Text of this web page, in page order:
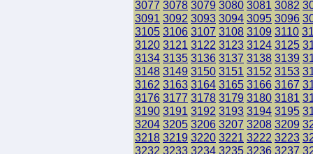
3077 3078 3079 3080 3081 3082
3091 3092 3093 3094 3095 3096
3105 3106 3107 3108 3109 3110
3120 3121 3122 3123 3124 3125
3134 3135 3136 3137 3138 3139
3148 3149 3150 3151 3152 3153
3162 3163 3164 3165 3166 3167
3176 3177 3178 3179 3180 3181
3190 3191 3192 3193 3194 3195
3204 3205 3206 3207 3208 3209
3218 3219 3220 3221 3222 3223
3232 3233 3234 3235 3236 3237